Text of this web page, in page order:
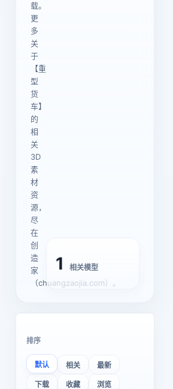
载。
更
多
关
于
【重
型
货
车】
的
相
关
3D
素
材
资
源，
尽
在
创
造
家
（chuangzaojia.com）。
1 相关模型
排序
默认 相关 最新
下载 收藏 浏览